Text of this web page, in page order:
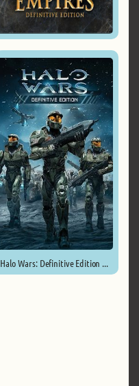
Halo Wars: Definitive Edition ...